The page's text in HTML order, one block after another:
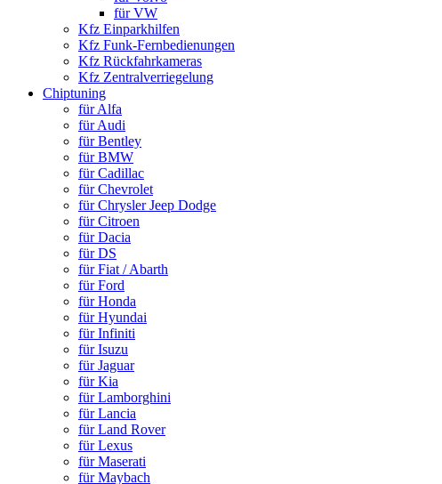
für VW
Kfz Einparkhilfen
Kfz Funk-Fernbedienungen
Kfz Rückfahrkameras
Kfz Zentralverriegelung
Chiptuning
für Alfa
für Audi
für Bentley
für BMW
für Cadillac
für Chevrolet
für Chrysler Jeep Dodge
für Citroen
für Dacia
für DS
für Fiat / Abarth
für Ford
für Honda
für Hyundai
für Infiniti
für Isuzu
für Jaguar
für Kia
für Lamborghini
für Lancia
für Land Rover
für Lexus
für Maserati
für Maybach